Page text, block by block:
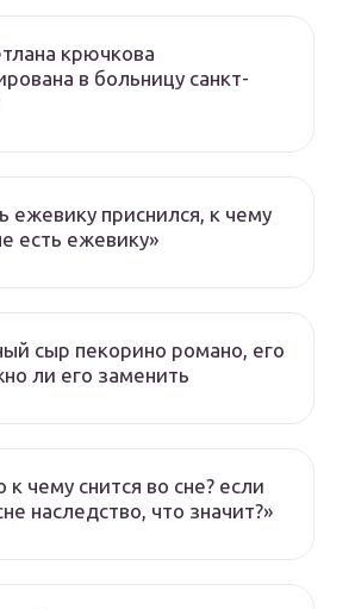
крючкова
в больницу санкт-
ежевику приснился, к чему
есть ежевику»
сыр пекорино романо, его
ли его заменить
к чему снится во сне? если
наследство, что значит?»